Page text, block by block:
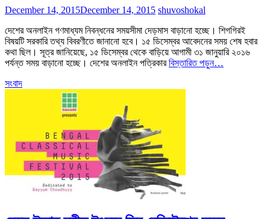
December 14, 2015December 14, 2015 shuvoshokal
দেশের অনলাইন গণমাধ্যম নিবন্ধনের সময়সীমা দেড়মাস বাড়ানো হচ্ছে। শিগগিরই
বিষয়টি সরকারি তথ্য বিবরণীতে জানানো হবে। ১৫ ডিসেম্বর আবেদনের সময় শেষ হবার
কথা ছিল। সূত্র জানিয়েছে, ১৫ ডিসেম্বর থেকে বাড়িয়ে আগামী ৩১ জানুয়ারি ২০১৬
পর্যন্ত সময় বাড়ানো হচ্ছে। দেশের অনলাইন পত্রিকারবিস্তারিত পড়ুন…
সংবাদ